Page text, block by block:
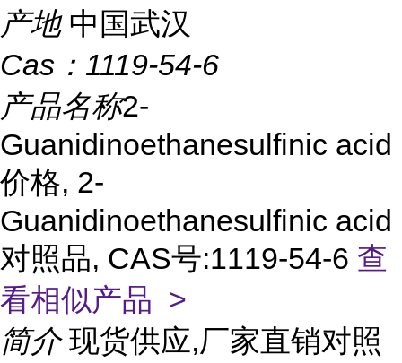
产地 中国武汉
Cas： 1119-54-6
产品名称2-
Guanidinoethanesulfinic acid
价格, 2-
Guanidinoethanesulfinic acid
对照品, CAS号:1119-54-6 查
看相似产品 >
简介 现货供应,厂家直销对照